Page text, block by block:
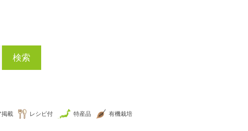
検索
掲載 レシピ付 特産品
有機栽培